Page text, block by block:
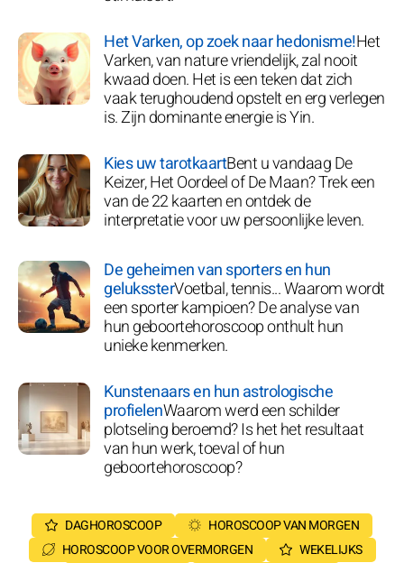
Het Varken, op zoek naar hedonisme!Het
Varken, van nature vriendelijk, zal nooit
kwaad doen. Het is een teken dat zich
vaak terughoudend opstelt en erg verlegen
is. Zijn dominante energie is Yin.
Kies uw tarotkaartBent u vandaag De
Keizer, Het Oordeel of De Maan? Trek een
van de 22 kaarten en ontdek de
interpretatie voor uw persoonlijke leven.
De geheimen van sporters en hun
gelukssterVoetbal, tennis... Waarom wordt
een sporter kampioen? De analyse van
hun geboortehoroscoop onthult hun
unieke kenmerken.
Kunstenaars en hun astrologische
profielenWaarom werd een schilder
plotseling beroemd? Is het het resultaat
van hun werk, toeval of hun
geboortehoroscoop?
DAGHOROSCOOP
HOROSCOOP VAN MORGEN
HOROSCOOP VOOR OVERMORGEN
WEKELIJKS